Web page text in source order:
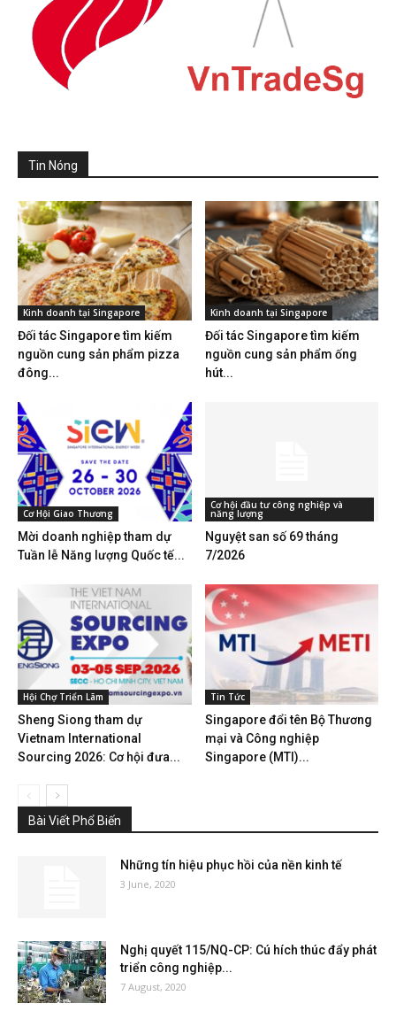
Tin Nóng
Kinh doanh tại Singapore
Đối tác Singapore tìm kiếm
nguồn cung sản phẩm pizza
đông...
Kinh doanh tại Singapore
Đối tác Singapore tìm kiếm
nguồn cung sản phẩm ống
hút...
Cơ Hội Giao Thương
Mời doanh nghiệp tham dự
Tuần lễ Năng lượng Quốc tế...
Cơ hội đầu tư công nghiệp và
năng lượng
Nguyệt san số 69 tháng
7/2026
Hội Chợ Triển Lãm
Sheng Siong tham dự
Vietnam International
Sourcing 2026: Cơ hội đưa...
Tin Tức
Singapore đổi tên Bộ Thương
mại và Công nghiệp
Singapore (MTI)...
Bài Viết Phổ Biến
Những tín hiệu phục hồi của nền kinh tế
3 June, 2020
Nghị quyết 115/NQ-CP: Cú hích thúc đẩy phát
triển công nghiệp...
7 August, 2020